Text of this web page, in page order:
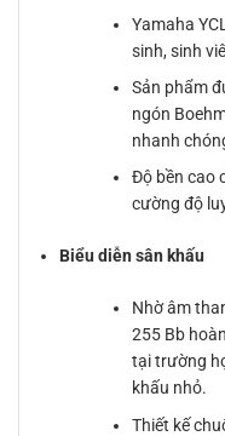
Yamaha
sinh, sinh
Sản phẩm
ngón
nhanh
Độ bền cao
cường độ
Biểu diễn sân khấu
Nhờ âm
255 Bb
tại trường
khấu nhỏ.
Thiết kế